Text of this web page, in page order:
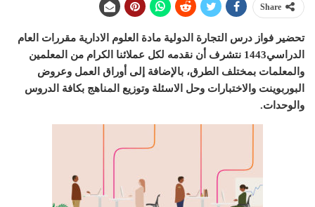
Share
تحضير فواز درس التجارة الدولية مادة العلوم الادارية مقررات العام
الدراسي1443 نتشرف أن نقدمه لكل عملائنا الكرام من المعلمين
والمعلمات بمختلف الطرق، بالإضافة إلى أوراق العمل وعروض
البوربوينت والاختبارات وحل الاسئلة وتوزيع المناهج بكافة الدروس
والوحدات.